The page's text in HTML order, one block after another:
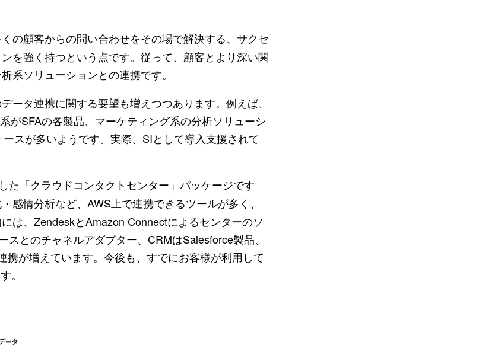
の顧客からの問い合わせをその場で解決する、サクセ
を強く持つという点です。従って、顧客とより深い関
系ソリューションとの連携です。
タ連携に関する要望も増えつつあります。例えば、
がSFAの各製品、マーケティング系の分析ソリューシ
スが多いようです。実際、SIとして導入支援されて
「クラウドコンタクトセンター」パッケージです
感情分析など、AWS上で連携できるツールが多く、
は、ZendeskとAmazon Connectによるセンターのソ
とのチャネルアダプター、CRMはSalesforce製品、
が増えています。今後も、すでにお客様が利用して
。